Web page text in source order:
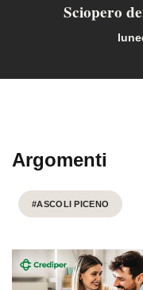
Sciopero
Argomenti
#ASCOLI PICENO